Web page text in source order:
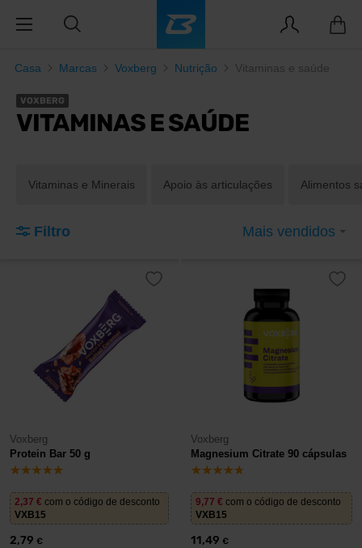
Casa Marcas Voxberg Nutrição Vitaminas e saúde
VOXBERG
VITAMINAS E SAÚDE
Vitaminas e Minerais Apoio às articulações Alimentos
Filtro Mais vendidos
Voxberg
Protein Bar 50 g
2,37 € com o código de desconto
VXB15
2,79 €
Voxberg
Magnesium Citrate 90 cápsulas
9,77 € com o código de desconto
VXB15
11,49 €